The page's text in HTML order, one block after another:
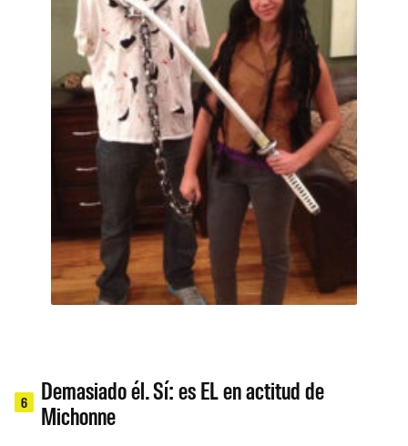
6
Demasiado él. Sí: es EL en actitud de
Michonne